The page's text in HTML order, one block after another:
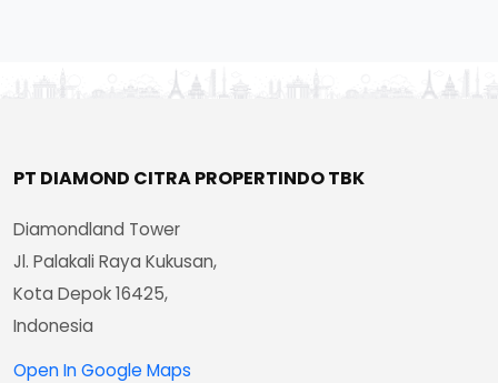
PT DIAMOND CITRA PROPERTINDO TBK
Diamondland Tower
Jl. Palakali Raya Kukusan,
Kota Depok 16425,
Indonesia
Open In Google Maps